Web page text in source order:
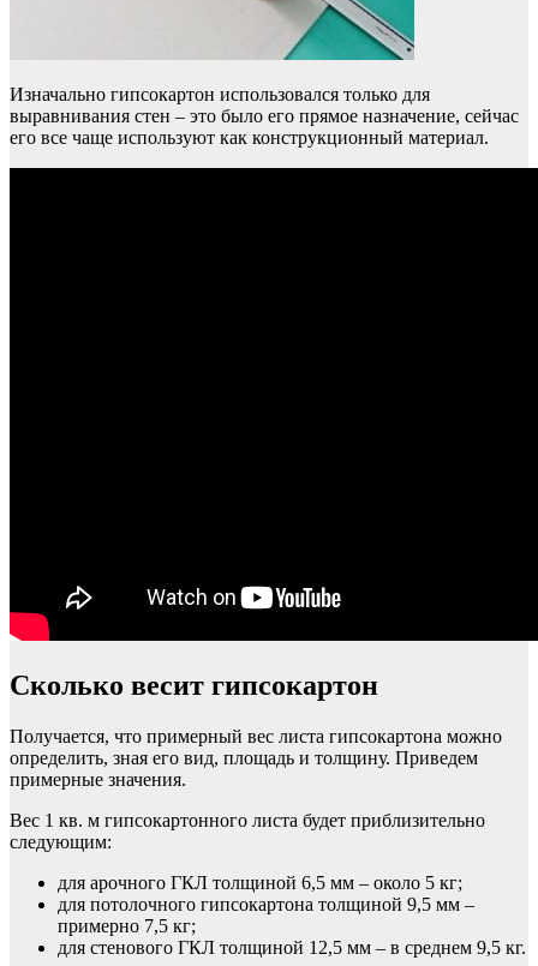
Изначально гипсокартон использовался только для
выравнивания стен – это было его прямое назначение, сейчас
его все чаще используют как конструкционный материал.
Сколько весит гипсокартон
Получается, что примерный вес листа гипсокартона можно
определить, зная его вид, площадь и толщину. Приведем
примерные значения.
Вес 1 кв. м гипсокартонного листа будет приблизительно
следующим:
для арочного ГКЛ толщиной 6,5 мм – около 5 кг;
для потолочного гипсокартона толщиной 9,5 мм –
примерно 7,5 кг;
для стенового ГКЛ толщиной 12,5 мм – в среднем 9,5 кг.